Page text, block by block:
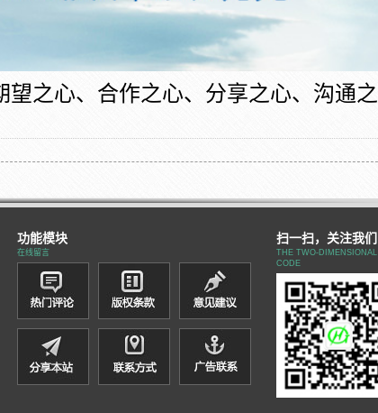
之心、合作之心、分享之心、沟通之
功能模块
在线留言
扫一扫，关注我们
THE TWO-DIMENSIONAL
CODE